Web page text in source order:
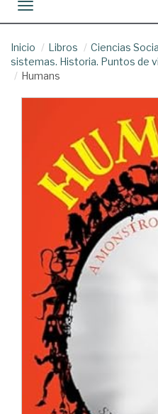
Toggle navigation
Inicio Libros Ciencias
sistemas. Historia. Puntos de
Humans